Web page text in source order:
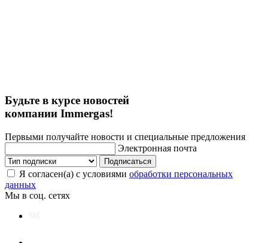
Будьте в курсе новостей
компании Immergas!
Первыми получайте новости и специальные предложения
Электронная почта
Подписаться
Я согласен(а) с условиями обработки персональных
данных
Мы в соц. сетях